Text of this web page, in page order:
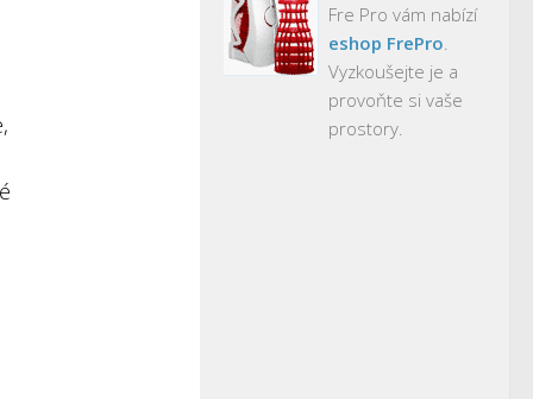
Fre Pro vám nabízí
eshop FrePro.
Vyzkoušejte je a
provoňte si vaše
prostory.